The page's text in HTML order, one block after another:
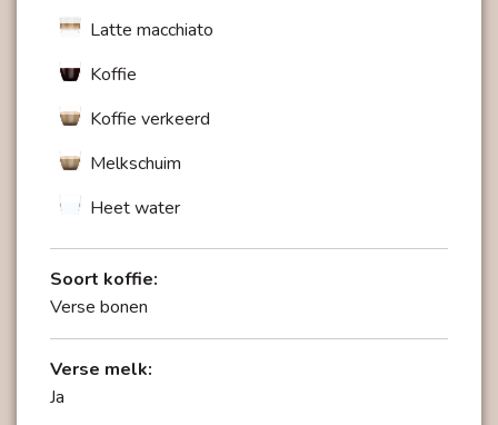
gemakkelijk, logisch en intuïtief als de bediening
ervan. Originele JURA onderhoudsproducten en
geïntegreerde spoel- en reinigingsprogramma's
gecertificeerde hygiëne. De melksysteemreiniging
is net zo doordacht. Volautomatisch en gestart door
reinheid in de omgang met melk. De massieve
melkuitlopen zijn gemakkelijk toegankelijk en
kunnen indien nodig zeer eenvoudig worden
vervangen.
Latte macchiato
Koffie
Koffie verkeerd
Melkschuim
Heet water
Soort koffie:
Verse bonen
Verse melk:
Ja